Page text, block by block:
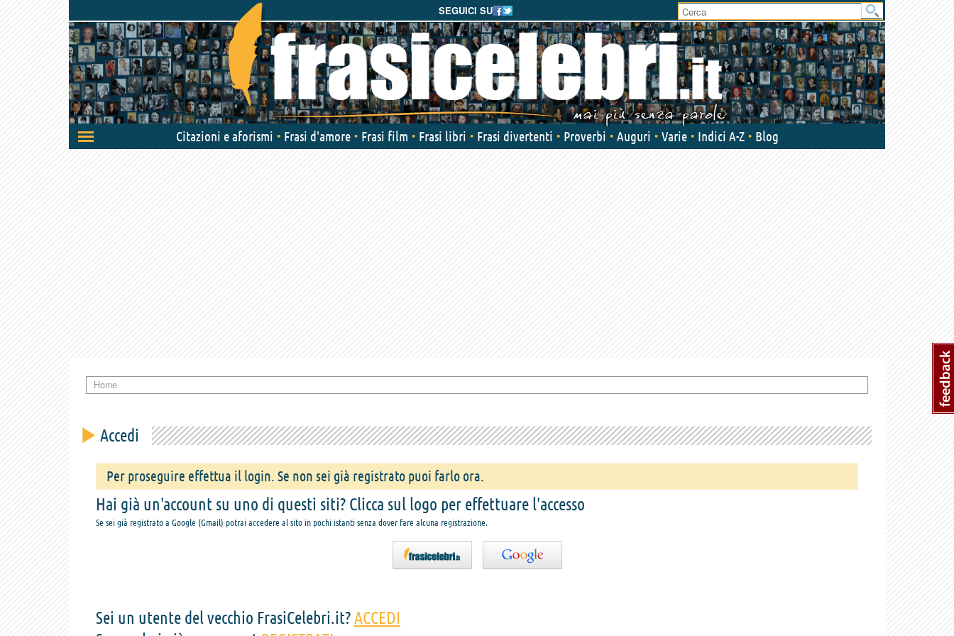
SEGUICI SU
Attiva/disattiva
navigazione
Citazioni e aforismi Frasi d'amore Frasi film Frasi libri Frasi divertenti Proverbi Auguri Varie Indici A-Z Blog
Home
Accedi
Per proseguire effettua il login. Se non sei già registrato puoi farlo ora.
Hai già un'account su uno di questi siti? Clicca sul logo per effettuare l'accesso
Se sei già registrato a Google (Gmail) potrai accedere al sito in pochi istanti senza dover fare alcuna registrazione.
Sei un utente del vecchio FrasiCelebri.it?ACCEDI